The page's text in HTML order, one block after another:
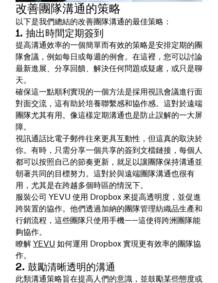
改善團隊溝通的策略
以下是我們總結的改善團隊溝通的最佳策略：
1. 抽出時間定期簽到
提高溝通效率的一個簡單而有效的策略是安排定期的團
隊會議，例如每日或每週的例會。在這裡，您可以討論
最新進展、分享回饋、解決任何問題或疑慮，或只是聊
天。
確保這一點順利實現的一個方法是採用視訊會議進行面
對面交流，這有助於培養聯繫感和協作感。這對於遠端
團隊尤其有用。像這樣定期溝通也是防止誤解的一大屏
障。
視訊通話比電子郵件往來更具互動性，但這真的取決於
你。有時，只需分享一個共享的簽到文檔鏈接，每個人
都可以按照自己的節奏更新，就足以讓團隊保持溝通並
朝著共同的目標努力。這對於與遠端團隊溝通也很有
用，尤其是在跨越多個時區的情況下。
服裝公司 YEVU 使用 Dropbox 來提高透明度，並促進
跨裝置的協作。他們透過加納的團隊管理紡織品生產和
行銷流程，這些團隊只使用手機——這使得跨洲團隊能
夠協作。
瞭解 YEVU 如何運用 Dropbox 實現更有效率的團隊協
作。
2. 鼓勵清晰透明的溝通
此類溝通策略旨在提高人們的意識，並鼓勵某些態度或